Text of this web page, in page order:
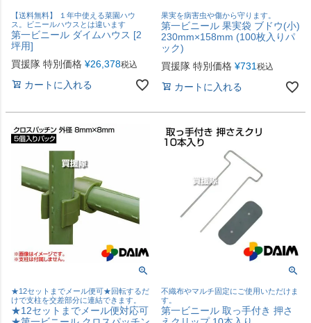
【送料無料】 １年中使える菜園ハウ
ス。ビニールハウスとは違います
第一ビニール ダイムハウス [2
坪用]
買援隊 特別価格 ¥26,378税込
カートに入れる
果実を病害虫や傷から守ります。
第一ビニール 果実袋 ブドウ(小)
230mm×158mm (100枚入りパ
ック)
買援隊 特別価格 ¥731 税込
カートに入れる
★12セットまでメール便可★回転するだ
けで支柱を交差部分に連結できます。
★12セットまでメール便対応可
不織布やマルチ固定にご使用いただけま
す。
第一ビニール 取っ手付き 押さ